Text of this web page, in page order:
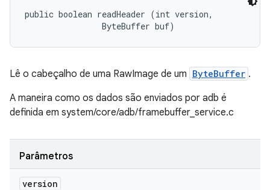
public boolean readHeader (int version,
                ByteBuffer buf)
Lê o cabeçalho de uma RawImage de um ByteBuffer .
A maneira como os dados são enviados por adb é
definida em system/core/adb/framebuffer_service.c
Parâmetros
version